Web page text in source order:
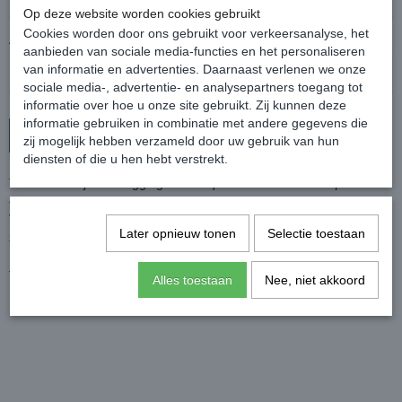
Aantal
In winkelwagen
Technische rijbroek legging met chique decoratief detail op de
onderrug.
Voorzien van fullseat siliconen griptechnologie voor extra grip in het
De rijbroek heeft handige zakken, voor bijvoorbeeld je mobiele
telefoon, langs zowel de linker- als de rechterkant.
Op deze website worden cookies gebruikt
Cookies worden door ons gebruikt voor verkeersanalyse, het
aanbieden van sociale media-functies en het personaliseren
van informatie en advertenties. Daarnaast verlenen we onze
sociale media-, advertentie- en analysepartners toegang tot
informatie over hoe u onze site gebruikt. Zij kunnen deze
informatie gebruiken in combinatie met andere gegevens die
zij mogelijk hebben verzameld door uw gebruik van hun
diensten of die u hen hebt verstrekt.
Later opnieuw tonen Selectie toestaan
Alles toestaan Nee, niet akkoord